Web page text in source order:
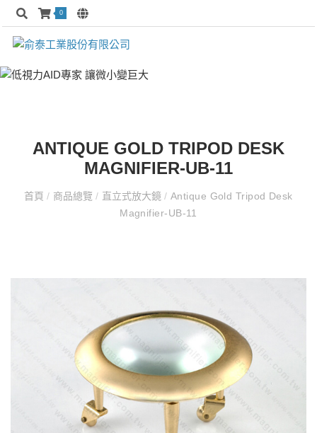
0
ANTIQUE GOLD TRIPOD DESK
MAGNIFIER-UB-11
首頁/ 商品總覽/ 直立式放大鏡/ Antique Gold Tripod Desk
Magnifier-UB-11